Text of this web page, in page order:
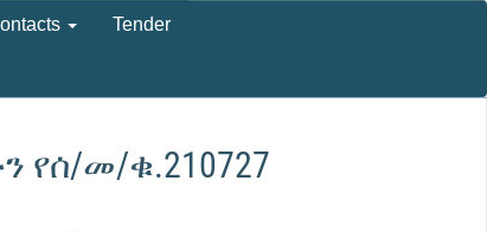
Tender
መ/ቁ.210727